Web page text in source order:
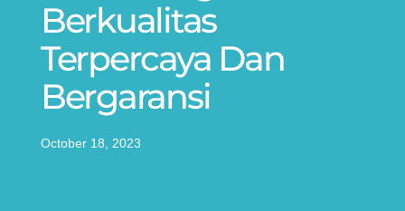
Berkualitas
Terpercaya Dan
Bergaransi
October 18, 2023